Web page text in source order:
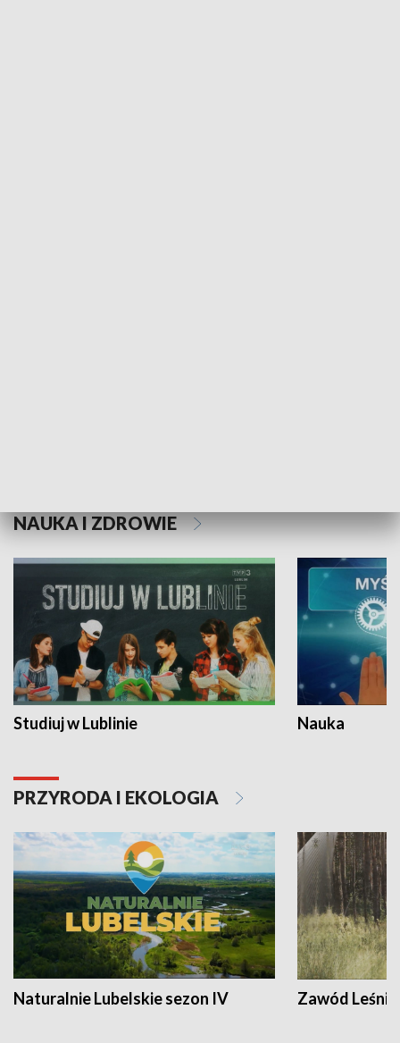
NAUKA I ZDROWIE
Studiuj w Lublinie Nauka
PRZYRODA I EKOLOGIA
Naturalnie Lubelskie sezon IV Zawód Leśnik